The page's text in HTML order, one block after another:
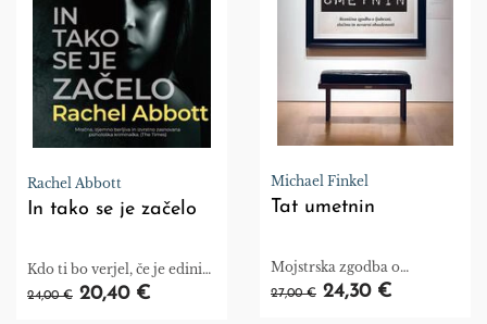
Rachel Abbott
In tako se je začelo
Kdo ti bo verjel, če je edini
človek, ki je vedel, kaj se je
zgodilo, mrtev?
24,00 € 20,40 €
Michael Finkel
Tat umetnin
Mojstrska zgodba o
obsedenosti, zločinu in
27,00 € 24,30 €